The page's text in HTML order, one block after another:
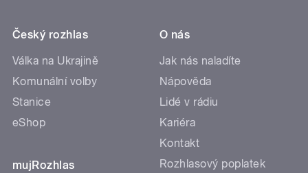
Český rozhlas
Válka na Ukrajině
Komunální volby
Stanice
eShop
mujRozhlas
O nás
Jak nás naladíte
Nápověda
Lidé v rádiu
Kariéra
Kontakt
Rozhlasový poplatek